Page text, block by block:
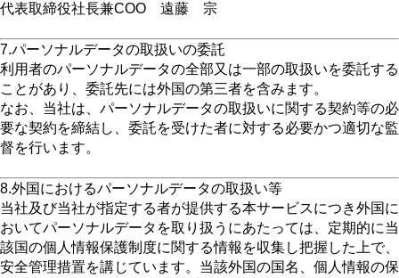
代表取締役社長兼COO 遠藤 宗
7.パーソナルデータの取扱いの委託
利用者のパーソナルデータの全部又は一部の取扱いを委託する
ことがあり、委託先には外国の第三者を含みます。
なお、当社は、パーソナルデータの取扱いに関する契約等の必
要な契約を締結し、委託を受けた者に対する必要かつ適切な監
督を行います。
8.外国におけるパーソナルデータの取扱い等
当社及び当社が指定する者が提供する本サービスにつき外国に
おいてパーソナルデータを取り扱うにあたっては、定期的に当
該国の個人情報保護制度に関する情報を収集し把握した上で、
安全管理措置を講じています。当該外国の国名、個人情報の保